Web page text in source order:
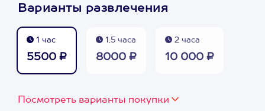
Варианты развлечения
1 час
5500 ₽
1,5 часа
8000 ₽
2 часа
10 000 ₽
Посмотреть варианты покупки